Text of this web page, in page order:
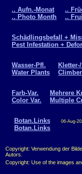
.. Aufn.-Monat
.. Photo Month
..
..
Schädlingsbefall +
Pest Infestation +
Wasser-Pfl.
Water Plants
Farb-Var.
Color Var.
Mehrere
Multiple
Botan.Links
Botan.Links
06-Aug-
Copyright: Verwendung der
Autors.
Copyright: Use of the images